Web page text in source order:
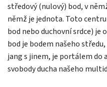
středový (nulový) bod, v
němž je jednota. Toto
bod nebo duchovní srdce) je
bod je bodem našeho
jang s jinem, je portálem do
svobody ducha našeho